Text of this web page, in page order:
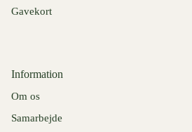
Gavekort
Information
Om os
Samarbejde